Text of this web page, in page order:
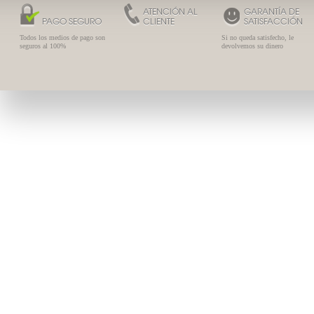
PAGO SEGURO
Todos los medios de pago son
seguros al 100%
ATENCIÓN AL
CLIENTE
GARANTÍA DE
SATISFACCIÓN
Si no queda satisfecho, le
devolvemos su dinero